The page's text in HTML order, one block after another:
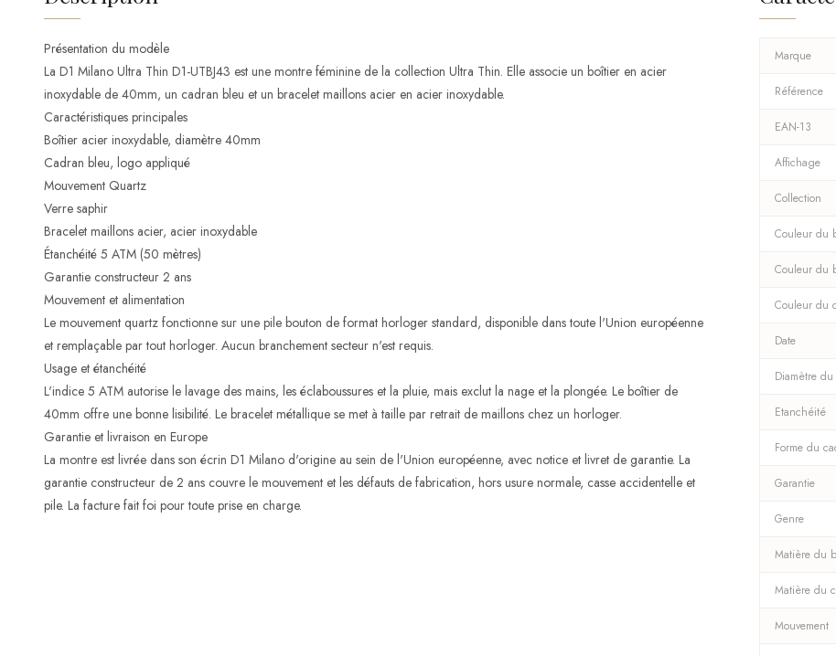
Présentation du modèle
La D1 Milano Ultra Thin D1-UTBJ43 est une montre féminine de la collection Ultra Thin. Elle associe un boîtier en acier
inoxydable de 40mm, un cadran bleu et un bracelet maillons acier en acier inoxydable.
Caractéristiques principales
Boîtier acier inoxydable, diamètre 40mm
Cadran bleu, logo appliqué
Mouvement Quartz
Verre saphir
Bracelet maillons acier, acier inoxydable
Étanchéité 5 ATM (50 mètres)
Garantie constructeur 2 ans
Mouvement et alimentation
Le mouvement quartz fonctionne sur une pile bouton de format horloger standard, disponible dans toute l'Union européenne
et remplaçable par tout horloger. Aucun branchement secteur n'est requis.
Usage et étanchéité
L'indice 5 ATM autorise le lavage des mains, les éclaboussures et la pluie, mais exclut la nage et la plongée. Le boîtier de
40mm offre une bonne lisibilité. Le bracelet métallique se met à taille par retrait de maillons chez un horloger.
Garantie et livraison en Europe
La montre est livrée dans son écrin D1 Milano d'origine au sein de l'Union européenne, avec notice et livret de garantie. La
garantie constructeur de 2 ans couvre le mouvement et les défauts de fabrication, hors usure normale, casse accidentelle et
pile. La facture fait foi pour toute prise en charge.
Marque
Référence
EAN-13
Affichage
Collection
Couleur du
Couleur du
Couleur du
Date
Diamètre
Etanchéité
Forme du
Garantie
Genre
Matière du
Matière du
Mouvement